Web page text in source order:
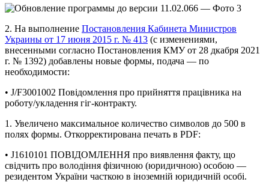
2. На выполнение Постановления Кабинета Министров
Украины от 17 июня 2015 г. № 413 (с изменениями,
внесенными согласно Постановления КМУ от 28 дкабря 2021
г. № 1392) добавлены новые формы, подача — по
необходимости:
• J/F3001002 Повідомлення про прийняття працівника на
роботу/укладення гіг-контракту.
1. Увеличено максимальное количество символов до 500 в
полях формы. Откорректирована печать в PDF:
• J1610101 ПОВІДОМЛЕННЯ про виявлення факту, що
свідчить про володіння фізичною (юридичною) особою —
резидентом України часткою в іноземній юридичній особі.